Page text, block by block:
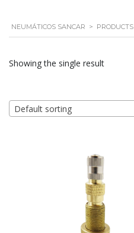
NEUMÁTICOS SANCAR > PRODUCTS
Showing the single result
Default sorting